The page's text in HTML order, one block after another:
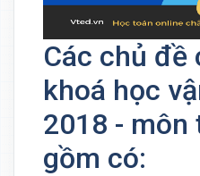
Các chủ đề
khoá học
2018 - môn
gồm có: